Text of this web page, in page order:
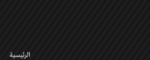
الرئيسية